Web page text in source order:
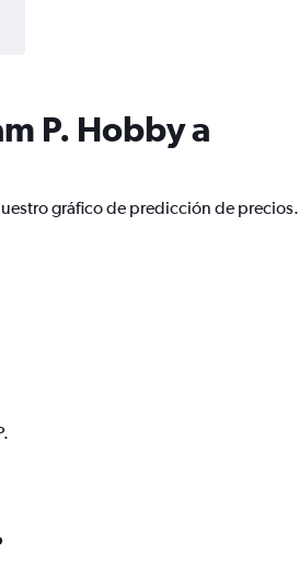
P. Hobby a
gráfico de predicción de precios.